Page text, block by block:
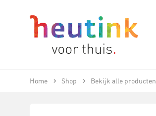
Home Shop Bekijk alle producten